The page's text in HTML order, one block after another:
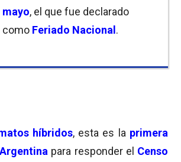
mayo, el que fue declarado
como Feriado Nacional.
híbridos, esta es la primera
para responder el Censo